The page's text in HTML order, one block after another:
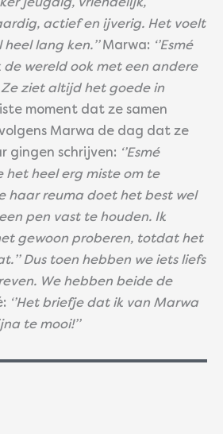
jeugdig, vriendelijk,
actief en ijverig. Het voelt
lang ken.’’Marwa: ‘’Esmé
wereld ook met een andere
Ze ziet altijd het goede in
moment dat ze samen
Marwa de dag dat ze
gingen schrijven: ‘’Esmé
het heel erg miste om te
haar reuma doet het best wel
pen vast te houden. Ik
gewoon proberen, totdat het
Dus toen hebben we iets liefs
We hebben beide de
‘’Het briefje dat ik van Marwa
te mooi!’’